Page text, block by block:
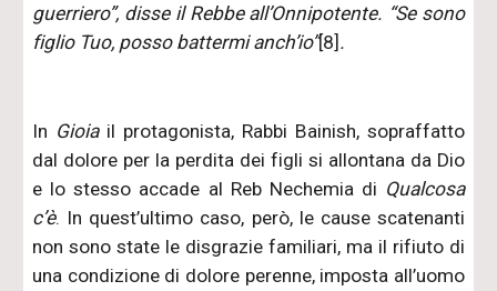
guerriero”, disse il Rebbe all’Onnipotente. “Se sono
figlio Tuo, posso battermi anch’io”[8] .
In Gioia il protagonista, Rabbi Bainish, sopraffatto
dal dolore per la perdita dei figli si allontana da Dio
e lo stesso accade al Reb Nechemia di Qualcosa
c’è. In quest’ultimo caso, però, le cause scatenanti
non sono state le disgrazie familiari, ma il rifiuto di
una condizione di dolore perenne, imposta all’uomo